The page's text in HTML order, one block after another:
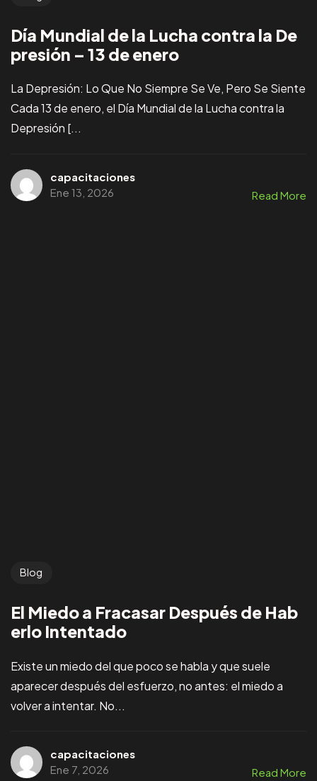
Día Mundial de la Lucha contra la De
presión – 13 de enero
La Depresión: Lo Que No Siempre Se Ve, Pero Se Siente
Cada 13 de enero, el Día Mundial de la Lucha contra la
Depresión [...
capacitaciones
Ene 13, 2026
Read More
Blog
El Miedo a Fracasar Después de Hab
erlo Intentado
Existe un miedo del que poco se habla y que suele
aparecer después del esfuerzo, no antes: el miedo a
volver a intentar. No...
capacitaciones
Ene 7, 2026
Read More